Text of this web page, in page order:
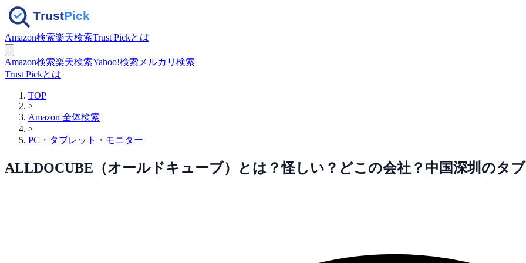
Amazon検索楽天検索Trust Pickとは
Amazon検索楽天検索Yahoo!検索 メルカリ検索
Trust Pickとは
TOP
>
Amazon 全体検索
>
PC・タブレット・モニター
ALLDOCUBE（オールドキューブ）とは？怪しい？どこの会社？中国深圳のタ